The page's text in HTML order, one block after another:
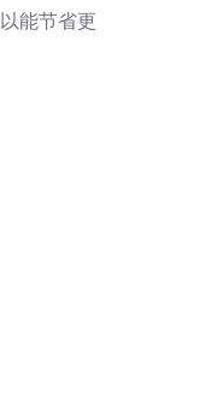
能节省更